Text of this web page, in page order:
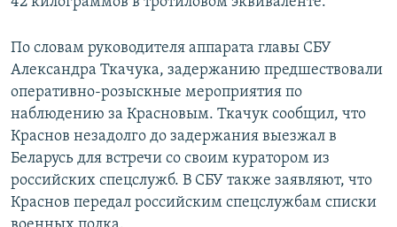
По словам руководителя аппарата главы СБУ
Александра Ткачука, задержанию предшествовали
оперативно-розыскные мероприятия по
наблюдению за Красновым. Ткачук сообщил, что
Краснов незадолго до задержания выезжал в
Беларусь для встречи со своим куратором из
российских спецслужб. В СБУ также заявляют, что
Краснов передал российским спецслужбам списки